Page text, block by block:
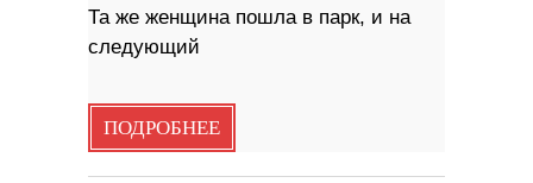
Та же женщина пошла в парк, и на
следующий
ПОДРОБНЕЕ